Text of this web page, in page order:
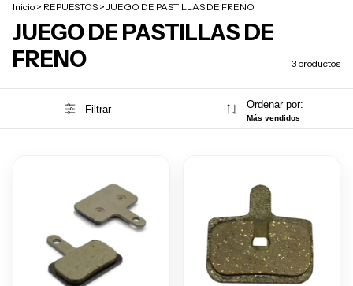
Inicio > REPUESTOS > JUEGO DE PASTILLAS DE FRENO
JUEGO DE PASTILLAS DE
FRENO
3 productos
Filtrar Ordenar por:
Más vendidos